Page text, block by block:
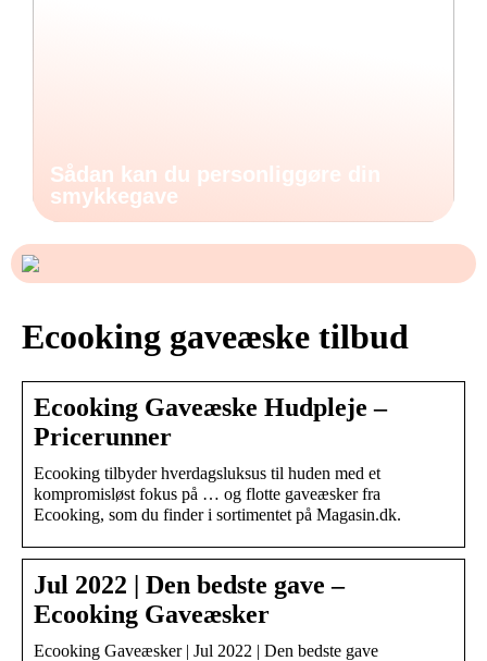
Sådan kan du personliggøre din
smykkegave
Ecooking gaveæske tilbud
Ecooking Gaveæske Hudpleje –
Pricerunner
Ecooking tilbyder hverdagsluksus til huden med et
kompromisløst fokus på … og flotte gaveæsker fra
Ecooking, som du finder i sortimentet på Magasin.dk.
Jul 2022 | Den bedste gave –
Ecooking Gaveæsker
Ecooking Gaveæsker | Jul 2022 | Den bedste gave